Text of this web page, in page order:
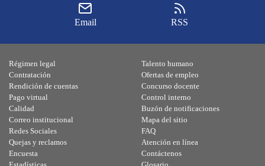
Email RSS
Régimen legal
Contratación
Rendición de cuentas
Pago virtual
Calidad
Talento humano
Ofertas de empleo
Concurso docente
Control interno
Buzón de notificaciones
Correo institucional
Redes Sociales
Quejas y reclamos
Encuesta
Mapa del sitio
FAQ
Atención en línea
Contáctenos